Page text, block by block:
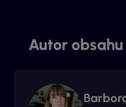
Autor obsahu